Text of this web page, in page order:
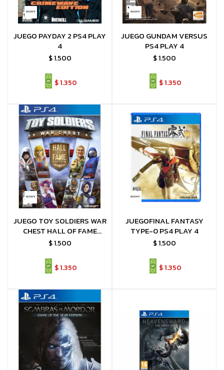
JUEGO PAYDAY 2 PS4 PLAY
4
$1.500
$1.350
JUEGO GUNDAM VERSUS
PS4 PLAY 4
$1.500
$1.350
JUEGO TOY SOLDIERS WAR
CHEST HALL OF FAME
EDITION PS4
$1.500
$1.350
JUEGOFINAL FANTASY
TYPE-0 PS4 PLAY 4
$1.500
$1.350